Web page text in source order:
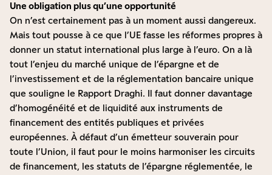
Une obligation plus qu’une opportunité
On n’est certainement pas à un moment aussi dangereux.
Mais tout pousse à ce que l’UE fasse les réformes propres à
donner un statut international plus large à l’euro. On a là
tout l’enjeu du marché unique de l’épargne et de
l’investissement et de la réglementation bancaire unique
que souligne le Rapport Draghi. Il faut donner davantage
d’homogénéité et de liquidité aux instruments de
financement des entités publiques et privées
européennes. À défaut d’un émetteur souverain pour
toute l’Union, il faut pour le moins harmoniser les circuits
de financement, les statuts de l’épargne réglementée, le